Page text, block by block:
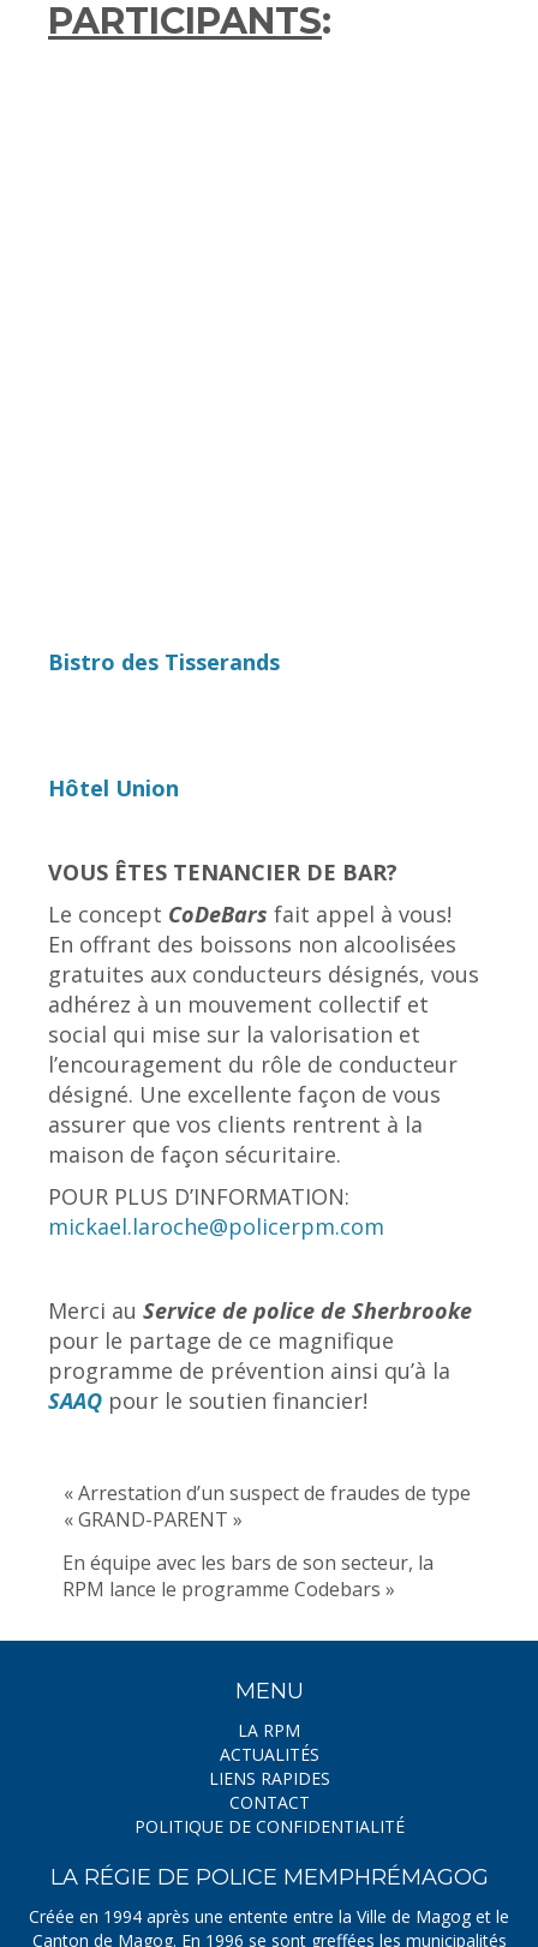
PARTICIPANTS:
Bistro des Tisserands
Hôtel Union
VOUS ÊTES TENANCIER DE BAR?
Le concept CoDeBars fait appel à vous!
En offrant des boissons non alcoolisées
gratuites aux conducteurs désignés, vous
adhérez à un mouvement collectif et
social qui mise sur la valorisation et
l’encouragement du rôle de conducteur
désigné. Une excellente façon de vous
assurer que vos clients rentrent à la
maison de façon sécuritaire.
POUR PLUS D’INFORMATION:
mickael.laroche@policerpm.com
Merci au Service de police de Sherbrooke
pour le partage de ce magnifique
programme de prévention ainsi qu’à la
SAAQ pour le soutien financier!
« Arrestation d’un suspect de fraudes de type
« GRAND-PARENT »
En équipe avec les bars de son secteur, la
RPM lance le programme Codebars »
MENU
LA RPM
ACTUALITÉS
LIENS RAPIDES
CONTACT
POLITIQUE DE CONFIDENTIALITÉ
LA RÉGIE DE POLICE MEMPHRÉMAGOG
Créée en 1994 après une entente entre la Ville de Magog et le
Canton de Magog. En 1996 se sont greffées les municipalités